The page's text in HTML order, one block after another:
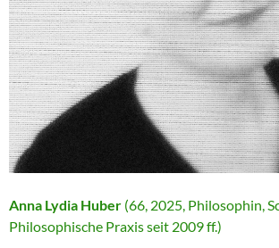
Anna Lydia Huber (66, 2025, Philosophin,
Philosophische Praxis seit 2009 ff.)